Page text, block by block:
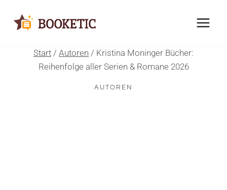
Inhalt
Start / Autoren / Kristina Moninger Bücher:
Reihenfolge aller Serien & Romane 2026
AUTOREN